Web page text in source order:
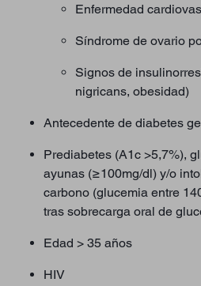
Enfermedad
Síndrome de ovario
Signos de
nigricans, obesidad)
Antecedente de diabetes
Prediabetes (A1c >5,7%),
ayunas (≥100mg/dl) y/o
carbono (glucemia entre
tras sobrecarga oral de
Edad > 35 años
HIV